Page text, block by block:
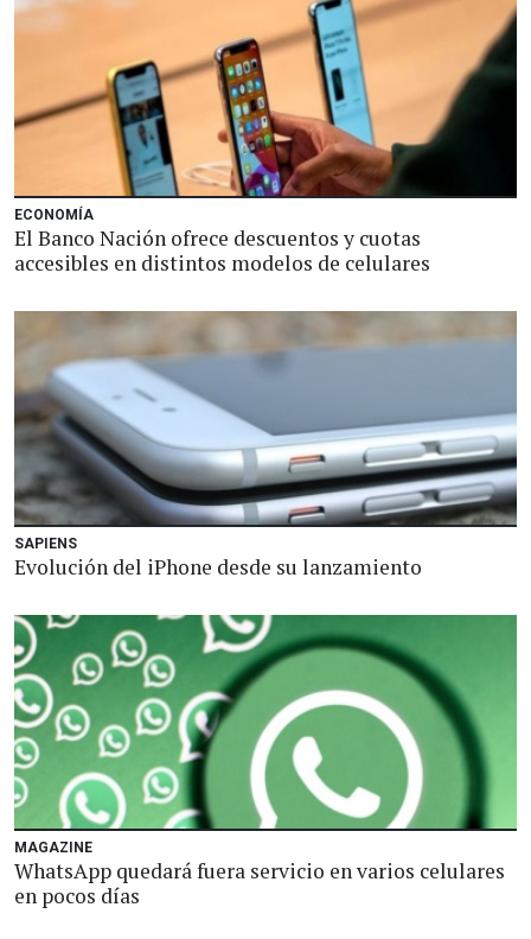
ECONOMÍA
El Banco Nación ofrece descuentos y cuotas
accesibles en distintos modelos de celulares
SAPIENS
Evolución del iPhone desde su lanzamiento
MAGAZINE
WhatsApp quedará fuera servicio en varios celulares
en pocos días